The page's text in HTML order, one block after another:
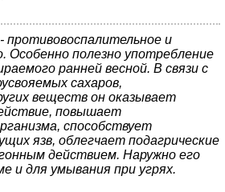
- противовоспалительное и
Особенно полезно употребление
ранней весной. В связи с
сахаров,
веществ он оказывает
повышает
способствует
язв, облегчает подагрические
действием. Наружно его
и для умывания при угрях.